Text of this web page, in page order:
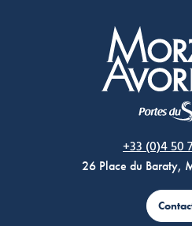
+33 (0)4 50
26 Place du Baraty,